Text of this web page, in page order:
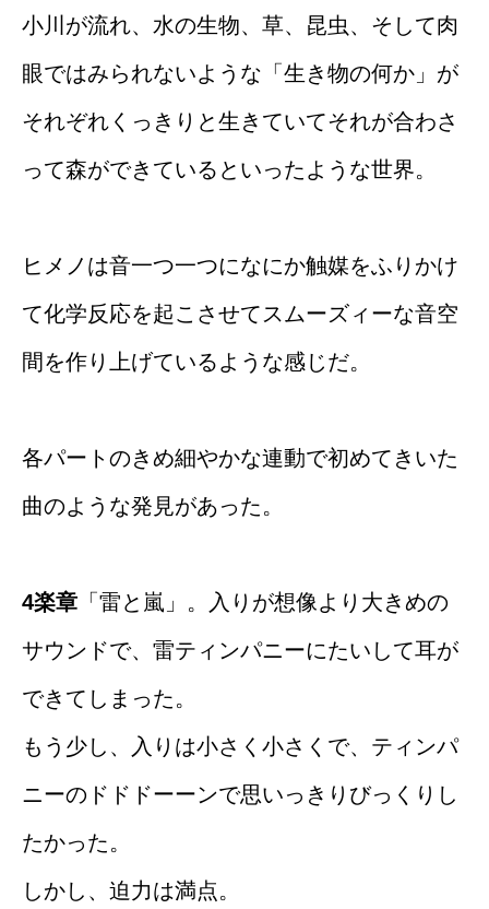
小川が流れ、水の生物、草、昆虫、そして肉
眼ではみられないような「生き物の何か」が
それぞれくっきりと生きていてそれが合わさ
って森ができているといったような世界。
ヒメノは音一つ一つになにか触媒をふりかけ
て化学反応を起こさせてスムーズィーな音空
間を作り上げているような感じだ。
各パートのきめ細やかな連動で初めてきいた
曲のような発見があった。
4楽章 「雷と嵐」。入りが想像より大きめの
サウンドで、雷ティンパニーにたいして耳が
できてしまった。
もう少し、入りは小さく小さくで、ティンパ
ニーのドドドーーンで思いっきりびっくりし
たかった。
しかし、迫力は満点。